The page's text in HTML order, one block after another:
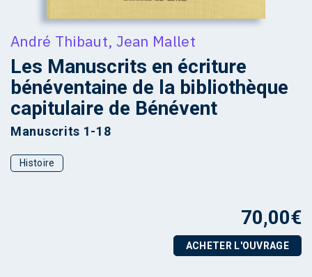
André Thibaut, Jean Mallet
Les Manuscrits en écriture
bénéventaine de la bibliothèque
capitulaire de Bénévent
Manuscrits 1-18
Histoire
70,00€
ACHETER L'OUVRAGE